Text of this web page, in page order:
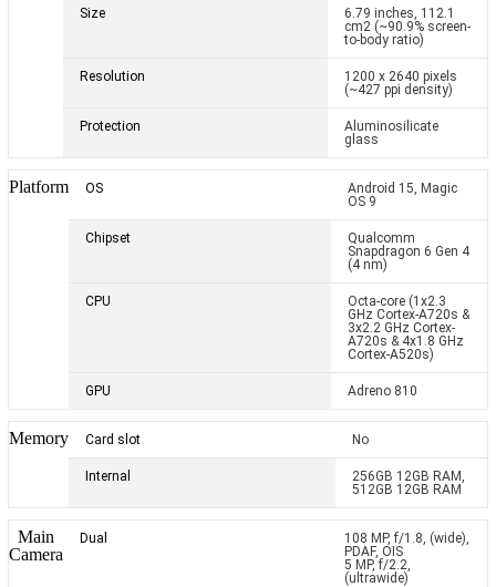
Size
6.79 inches, 112.1
cm2(~90.9% screen-
to-body ratio)
Resolution
1200 x 2640 pixels
(~427 ppi density)
Protection
Aluminosilicate
glass
Platform OS
Android 15, Magic
OS 9
Chipset
Qualcomm
Snapdragon 6 Gen 4
(4 nm)
CPU
Octa-core (1x2.3
GHz Cortex-A720s &
3x2.2 GHz Cortex-
A720s & 4x1.8 GHz
Cortex-A520s)
GPU Adreno 810
Memory Card slot No
Internal
256GB 12GB RAM,
512GB 12GB RAM
Main
Camera
Dual
108 MP, f/1.8, (wide),
PDAF, OIS
5 MP, f/2.2,
(ultrawide)